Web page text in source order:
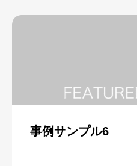
事例サンプル6